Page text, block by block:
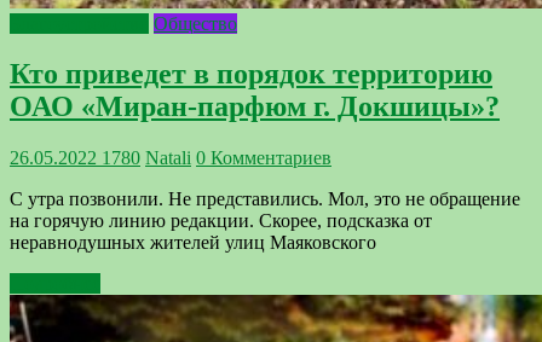
Общество
Кто приведет в порядок территорию
ОАО «Миран-парфюм г. Докшицы»?
26.05.2022 1780 Natali 0 Комментариев
С утра позвонили. Не представились. Мол, это не обращение
на горячую линию редакции. Скорее, подсказка от
неравнодушных жителей улиц Маяковского